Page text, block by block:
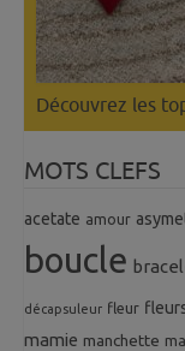
Découvrez les
MOTS CLEFS
acetate amour
boucle
décapsuleur fleur
mamie manchette